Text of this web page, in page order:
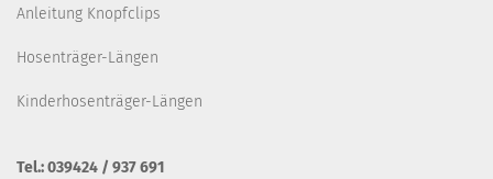
Anleitung Knopfclips
Hosenträger-Längen
Kinderhosenträger-Längen
Tel.: 039424 / 937 691